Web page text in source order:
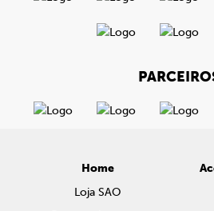
Home
Loja SAO